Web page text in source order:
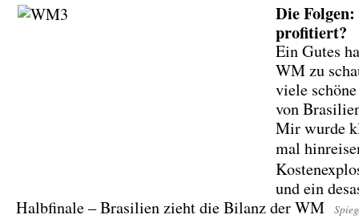
Die
profitiert?
Ein Gutes
WM zu
viele
von
Mir wurde
mal
und ein
Halbfinale – Brasilien zieht die Bilanz der WM